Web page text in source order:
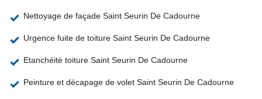
Nettoyage de façade Saint Seurin De Cadourne
Urgence fuite de toiture Saint Seurin De Cadourne
Etanchéité toiture Saint Seurin De Cadourne
Peinture et décapage de volet Saint Seurin De Cadourne